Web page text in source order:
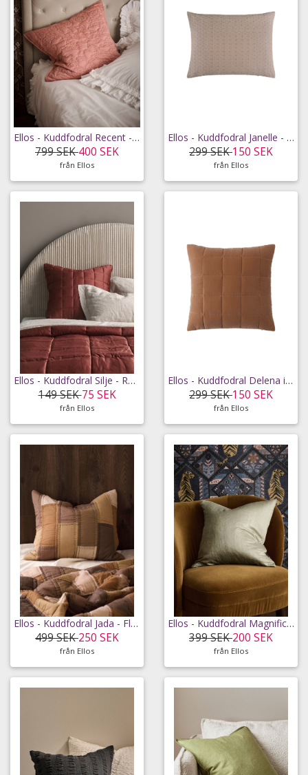
Ellos - Kuddfodral Recent - Rosa - 65X65
799 SEK400 SEK
från Ellos
Ellos - Kuddfodral Janelle - Brun - 60X80
299 SEK150 SEK
från Ellos
Ellos - Kuddfodral Silje - Röd - 65X65
149 SEK75 SEK
från Ellos
Ellos - Kuddfodral Delena i sammet och lin - Brun - 50X50
299 SEK150 SEK
från Ellos
Ellos - Kuddfodral Jada - Flerfärgad - 50X60
499 SEK250 SEK
från Ellos
Ellos - Kuddfodral Magnificant - Grön - 50X50
399 SEK200 SEK
från Ellos